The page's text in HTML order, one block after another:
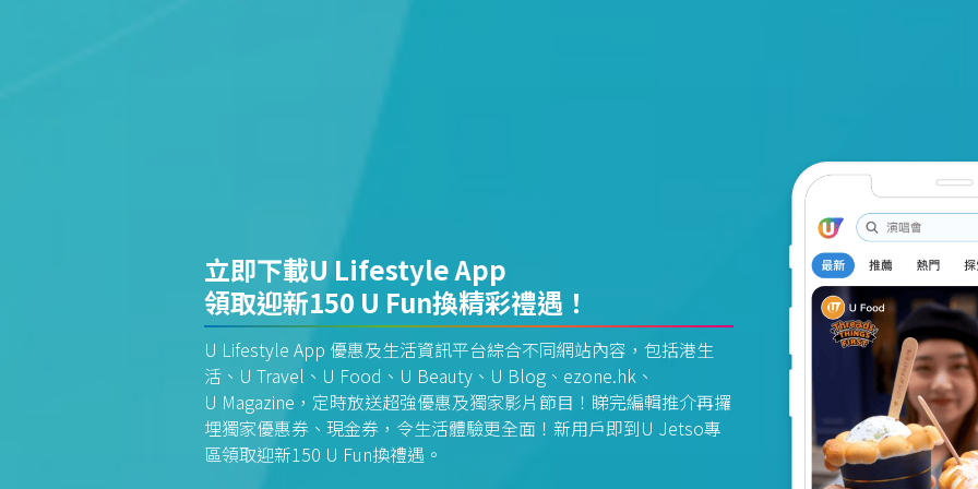
立即下載U Lifestyle App
領取迎新150 U Fun換精彩禮遇！
U Lifestyle App 優惠及生活資訊平台綜合不同網站內容，包括港生
活、U Travel、U Food、U Beauty、U Blog、ezone.hk、
U Magazine，定時放送超強優惠及獨家影片節目！睇完編輯推介再攞
埋獨家優惠券、現金券，令生活體驗更全面！新用戶即到U Jetso專
區領取迎新150 U Fun換禮遇。